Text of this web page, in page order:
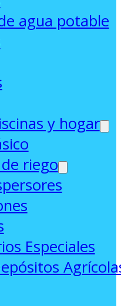
agua potable
y hogar
riego
Especiales